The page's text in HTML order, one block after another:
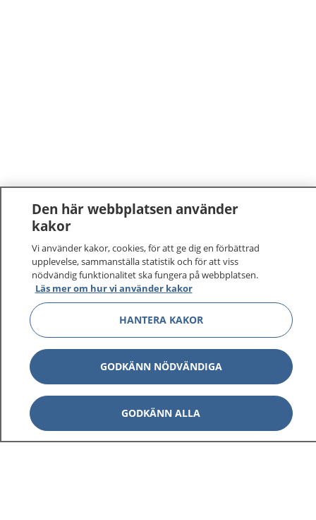
1177–tryggt om din hälsa och vård
På 1177.se får du råd om hälsa och information om
sjukdomar och vilka mottagningar du kan kontakta.
Logga in för att läsa din journal och göra dina
vårdärenden. Ring telefonnummer 1177 för
sjukvårdsrådgivning dygnet runt.
1177 ger dig råd när du vill må bättre.
Den här webbplatsen använder
kakor
Vi använder kakor, cookies, för att ge dig en förbättrad
upplevelse, sammanställa statistik och för att viss
nödvändig funktionalitet ska fungera på webbplatsen.
Läs mer om hur vi använder kakor
HANTERA KAKOR
GODKÄNN NÖDVÄNDIGA
GODKÄNN ALLA